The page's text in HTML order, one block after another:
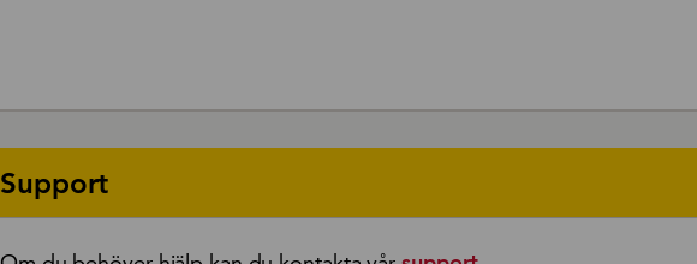
Support